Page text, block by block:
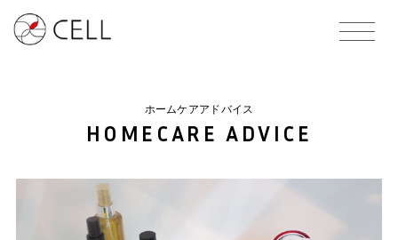
ホームケアアドバイス
HOMECARE ADVICE